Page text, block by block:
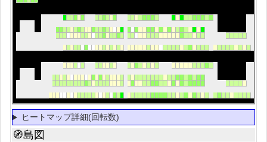
ヒートマップ詳細(回転数)
🧭島図